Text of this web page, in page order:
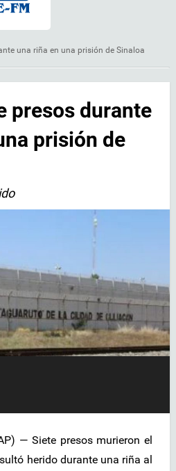
una riña en una prisión de Sinaloa
presos durante
prisión de
— Siete presos murieron el
herido durante una riña al